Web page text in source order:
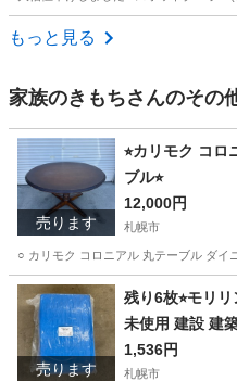
北海道 札幌市
もっと見る
家族のきもちさんのその
売ります
⭐︎カリモク コ
ブル⭐︎
12,000円
札幌市
○ カリモク コロニアル 丸テーブル ダ
北海道 札幌市 テーブル
売ります
残り6枚⭐︎モリ
未使用 建設 建
1,536円
札幌市